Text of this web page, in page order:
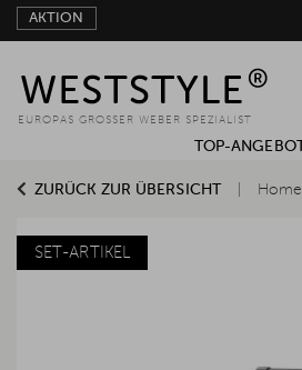
AKTION
EUROPAS GROSSER WEBER SPEZIALIST
TOP-
ZURÜCK ZUR ÜBERSICHT Home
SET-ARTIKEL